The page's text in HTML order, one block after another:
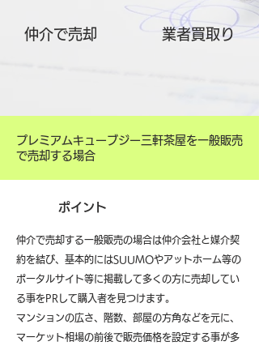
仲介で売却 ​業者買取り
プレミアムキューブジー三軒茶屋を一般販売
で売却する場合
ポイント
仲介で売却する一般販売の場合は仲介会社と媒介契
約を結び、基本的にはSUUMOやアットホーム等の
ポータルサイト等に掲載して多くの方に売却してい
る事をPRして購入者を見つけます。
マンションの広さ、階数、部屋の方角などを元に、
マーケット相場の前後で販売価格を設定する事が多